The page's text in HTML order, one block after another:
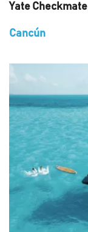
Yate Checkmate
Cancún